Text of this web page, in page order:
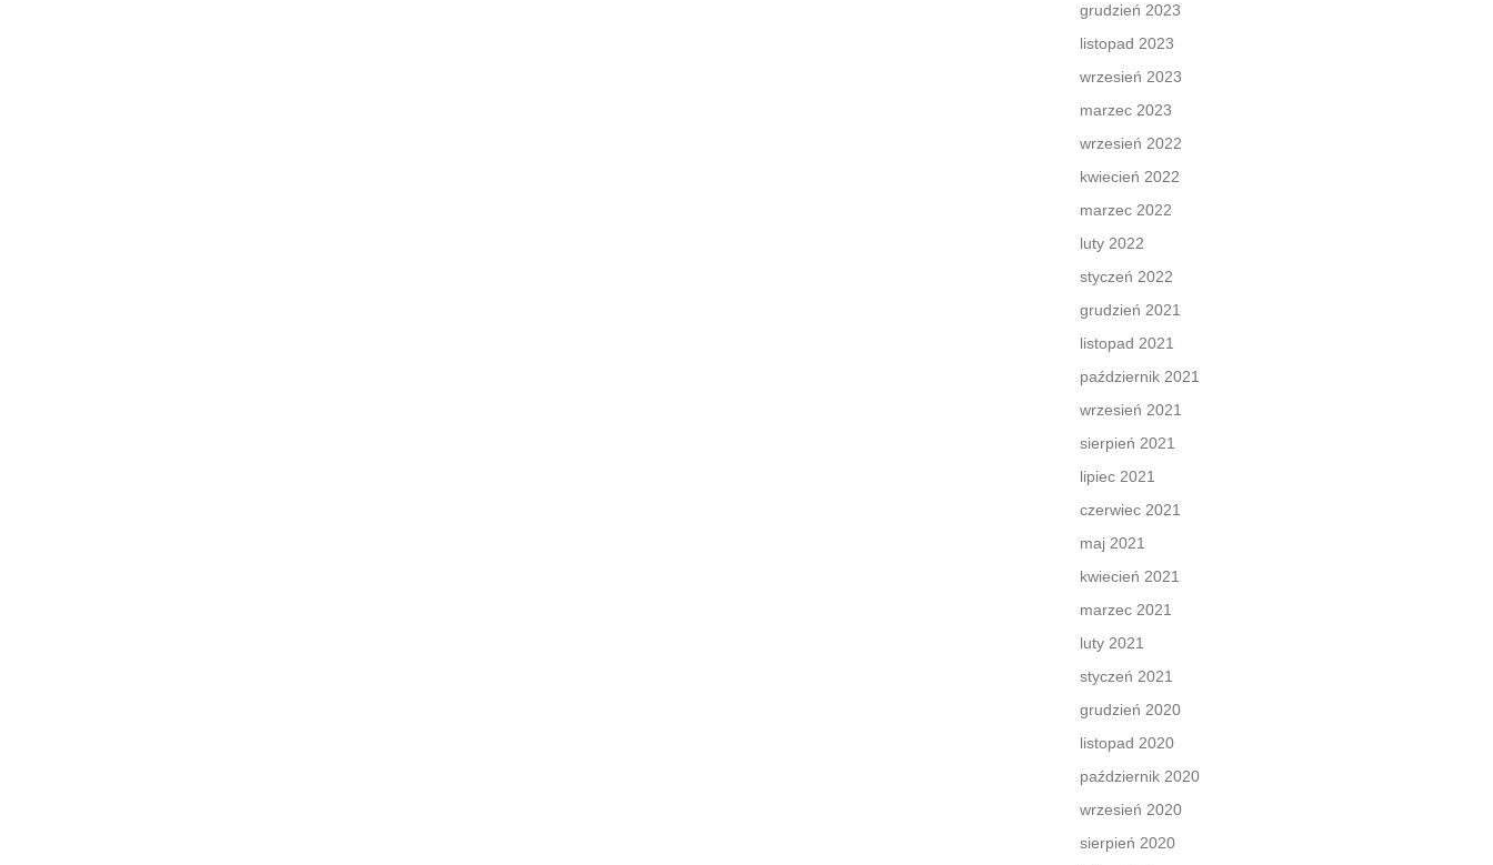
grudzień 2023
listopad 2023
wrzesień 2023
marzec 2023
wrzesień 2022
kwiecień 2022
marzec 2022
luty 2022
styczeń 2022
grudzień 2021
listopad 2021
październik 2021
wrzesień 2021
sierpień 2021
lipiec 2021
czerwiec 2021
maj 2021
kwiecień 2021
marzec 2021
luty 2021
styczeń 2021
grudzień 2020
listopad 2020
październik 2020
wrzesień 2020
sierpień 2020